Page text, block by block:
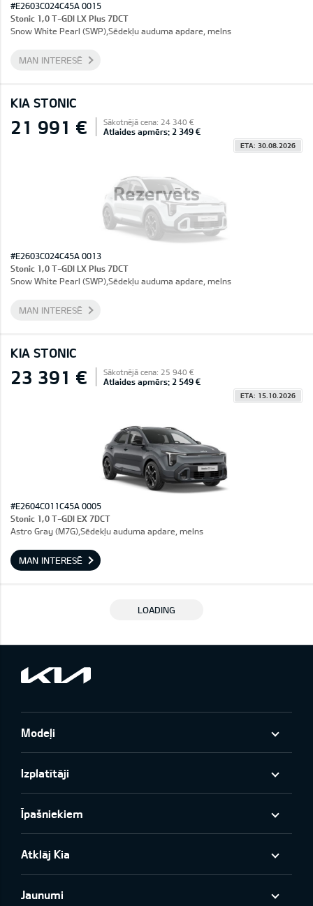
#E2603C024C45A 0015
Stonic 1,0 T-GDI LX Plus 7DCT
Snow White Pearl (SWP),Sēdekļu auduma apdare, melns
MAN INTERESĒ
KIA STONIC
Rezervēts
21 991 € Sākotnējā cena: 24 340 €
Atlaides apmērs: 2 349 €
ETA: 30.08.2026
#E2603C024C45A 0013
Stonic 1,0 T-GDI LX Plus 7DCT
Snow White Pearl (SWP),Sēdekļu auduma apdare, melns
MAN INTERESĒ
KIA STONIC
23 391 € Sākotnējā cena: 25 940 €
Atlaides apmērs: 2 549 €
ETA: 15.10.2026
#E2604C011C45A 0005
Stonic 1,0 T-GDI EX 7DCT
Astro Gray (M7G),Sēdekļu auduma apdare, melns
MAN INTERESĒ
LOADING
Modeļi
Izplatītāji
Īpašniekiem
Atklāj Kia
Jaunumi